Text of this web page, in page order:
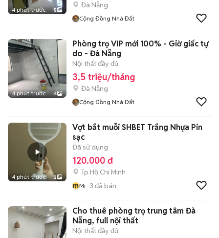
4 phút trước 5
Đà Nẵng
Cộng Đồng Nhà Đất
4 phút trước 4
Phòng trọ VIP mới 100% - Giờ giấc tự
do - Đà Nẵng
Nội thất đầy đủ
3,5 triệu/tháng
Đà Nẵng
Cộng Đồng Nhà Đất
4 phút trước 2
Vợt bắt muỗi SHBET Trắng Nhựa Pin
sạc
Đã sử dụng
120.000 đ
Tp Hồ Chí Minh
mMi 3 đã bán
Cho thuê phòng trọ trung tâm Đà
Nẵng, full nội thất
Nội thất đầy đủ